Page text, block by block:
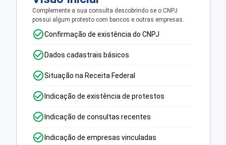
Complemente a sua consulta descobrindo se o CNPJ
possui algum protesto com bancos e outras empresas.
Confirmação de existência do CNPJ
Dados cadastrais básicos
Situação na Receita Federal
Indicação de existência de protestos
Indicação de consultas recentes
Indicação de empresas vinculadas